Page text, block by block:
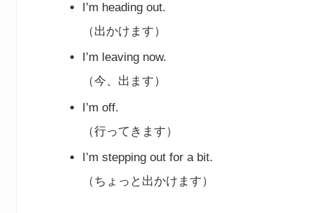
I’m heading out.
（出かけます）
I’m leaving now.
（今、出ます）
I’m off.
（行ってきます）
I’m stepping out for a bit.
（ちょっと出かけます）